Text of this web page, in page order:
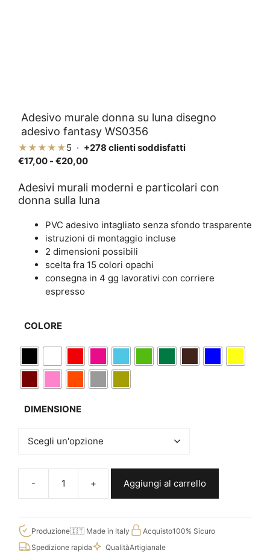
Adesivo murale donna su luna disegno
adesivo fantasy WS0356
★★★★★5 · +278 clienti soddisfatti
€17,00 - €20,00Fascia
prezzo:
da
a
€20,00
Adesivi murali moderni e particolari con
donna sulla luna
PVC adesivo intagliato senza sfondo trasparente
istruzioni di montaggio incluse
2 dimensioni possibili
scelta fra 15 colori opachi
consegna in 4 gg lavorativi con corriere
espresso
COLORE
DIMENSIONE
Adesivo
murale
donna
su
luna
Aggiungi al carrello
Produzione🇮🇹 Made in Italy Acquisto100% Sicuro
Spedizione rapida
QualitàArtigianale